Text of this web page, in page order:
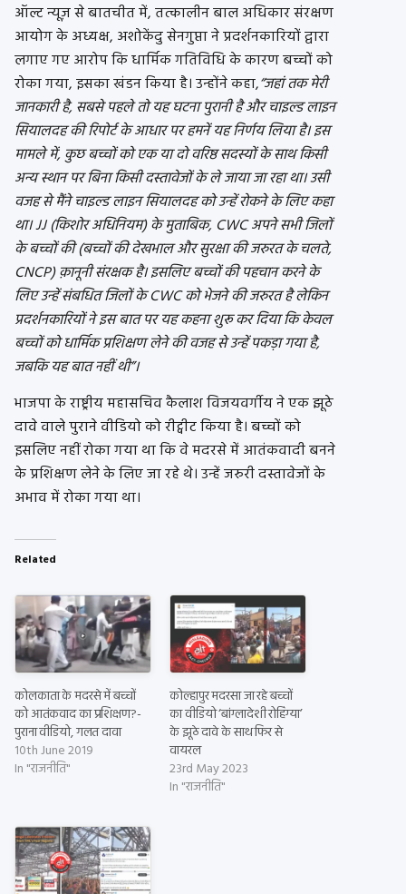
ऑल्ट न्यूज़ से बातचीत में, तत्कालीन बाल अधिकार संरक्षण
आयोग के अध्यक्ष, अशोकेंदु सेनगुप्ता ने प्रदर्शनकारियों द्वारा
लगाए गए आरोप कि धार्मिक गतिविधि के कारण बच्चों को
रोका गया, इसका खंडन किया है। उन्होंने कहा,“जहां तक ​​मेरी
जानकारी है, सबसे पहले तो यह घटना पुरानी है और चाइल्ड लाइन
सियालदह की रिपोर्ट के आधार पर हमनें यह निर्णय लिया है। इस
मामले में, कुछ बच्चों को एक या दो वरिष्ठ सदस्यों के साथ किसी
अन्य स्थान पर बिना किसी दस्तावेजों के ले जाया जा रहा था। उसी
वजह से मैंने चाइल्ड लाइन सियालदह को उन्हें रोकने के लिए कहा
था। JJ (किशोर अधिनियम) के मुताबिक, CWC अपने सभी जिलों
के बच्चों की (बच्चों की देखभाल और सुरक्षा की जरुरत के चलते,
CNCP) क़ानूनी संरक्षक है। इसलिए बच्चों की पहचान करने के
लिए उन्हें संबधित जिलों के CWC को भेजने की जरुरत है लेकिन
प्रदर्शनकारियों ने इस बात पर यह कहना शुरू कर दिया कि केवल
बच्चों को धार्मिक प्रशिक्षण लेने की वजह से उन्हें पकड़ा गया है,
जबकि यह बात नहीं थी”।
भाजपा के राष्ट्रीय महासचिव कैलाश विजयवर्गीय ने एक झूठे
दावे वाले पुराने वीडियो को रीट्वीट किया है। बच्चों को
इसलिए नहीं रोका गया था कि वे मदरसे में आतंकवादी बनने
के प्रशिक्षण लेने के लिए जा रहे थे। उन्हें जरुरी दस्तावेजों के
अभाव में रोका गया था।
Related
कोलकाता के मदरसे में बच्चों
को आतंकवाद का प्रशिक्षण?-
पुराना वीडियो, गलत दावा
10th June 2019
In "राजनीति"
कोल्हापुर मदरसा जा रहे बच्चों
का वीडियो ‘बांग्लादेशी रोहिंग्या’
के झूठे दावे के साथ फिर से
वायरल
23rd May 2023
In "राजनीति"